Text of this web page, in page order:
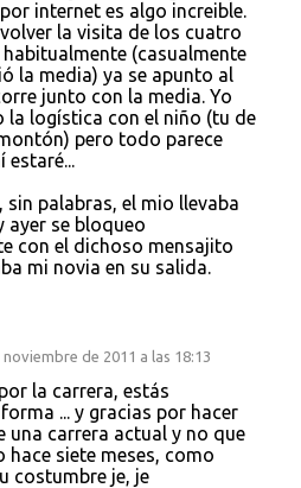
internet es algo increible.
la visita de los cuatro
(casualmente
la media) ya se apunto al
junto con la media. Yo
la logística con el niño (tu de
pero todo parece
estaré...
sin palabras, el mio llevaba
ayer se bloqueo
con el dichoso mensajito
mi novia en su salida.
noviembre de 2011 a las 18:13
la carrera, estás
... y gracias por hacer
una carrera actual y no que
hace siete meses, como
costumbre je, je